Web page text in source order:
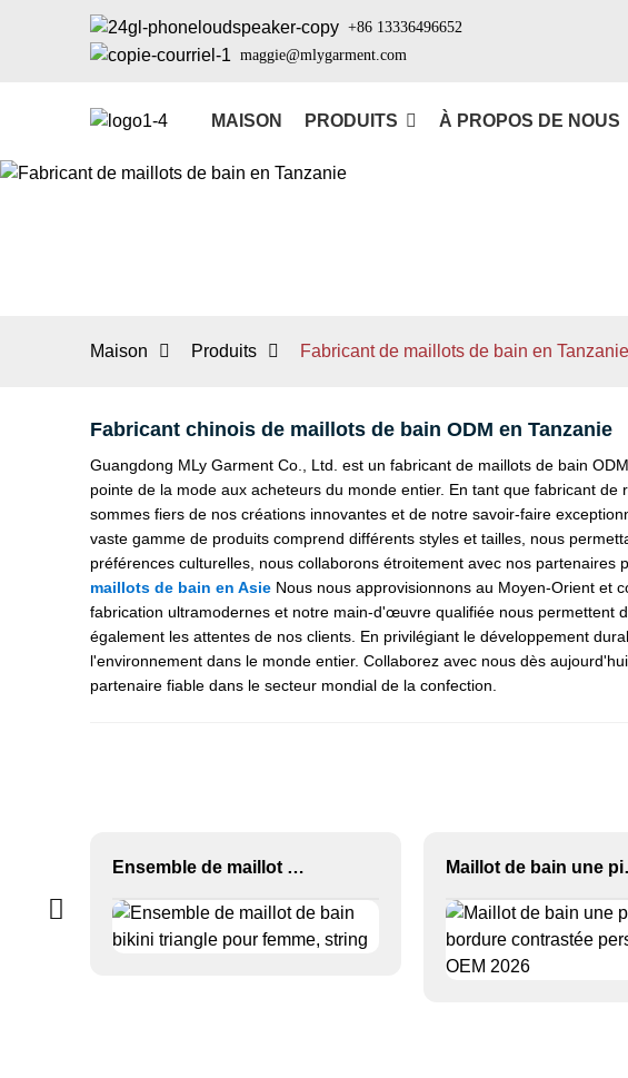
+86 13336496652
maggie@mlygarment.com
MAISON PRODUITS À PROPOS DE NOUS
Maison Produits Fabricant de maillots de bain en Tanzanie
Fabricant chinois de maillots de bain ODM en Tanzanie
Guangdong MLy Garment Co., Ltd. est un fabricant de maillots de bain
pointe de la mode aux acheteurs du monde entier. En tant que fabricant de
sommes fiers de nos créations innovantes et de notre savoir-faire
vaste gamme de produits comprend différents styles et tailles, nous
préférences culturelles, nous collaborons étroitement avec nos
maillots de bain en AsieNous nous approvisionnons au Moyen-Orient et
fabrication ultramodernes et notre main-d'œuvre qualifiée nous permettent
également les attentes de nos clients. En privilégiant le développement
l'environnement dans le monde entier. Collaborez avec nous dès
partenaire fiable dans le secteur mondial de la confection.
Ensemble de maillot de bain bikini triangle pour femme, string Maillot de